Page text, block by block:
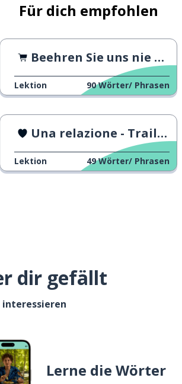
Für dich empfohlen
Beehren Sie uns nie wieder
Lektion 90 Wörter/ Phrasen
Una relazione - Trailer
Lektion 49 Wörter/ Phrasen
dir gefällt
interessieren
Lerne die Wörter